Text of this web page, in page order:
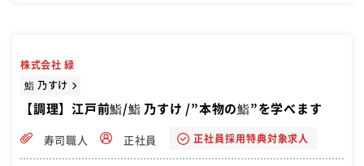
株式会社 緑
鮨 乃すけ
【調理】江戸前鮨/鮨 乃すけ /”本物の鮨”を学べます
寿司職人 正社員 正社員採用特典対象求人